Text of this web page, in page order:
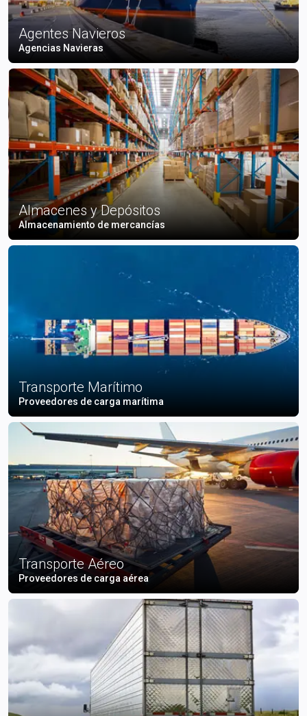
Agentes Navieros
Agencias Navieras
Almacenes y Depósitos
Almacenamiento de mercancías
Transporte Marítimo
Proveedores de carga marítima
Transporte Aéreo
Proveedores de carga aérea